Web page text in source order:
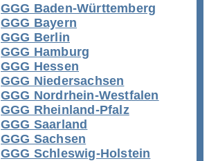
GGG Baden-Württemberg
GGG Bayern
GGG Berlin
GGG Hamburg
GGG Hessen
GGG Niedersachsen
GGG Nordrhein-Westfalen
GGG Rheinland-Pfalz
GGG Saarland
GGG Sachsen
GGG Schleswig-Holstein